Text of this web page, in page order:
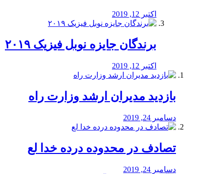
اکتبر 12, 2019
برندگان جایزه نوبل فیزیک ۲۰۱۹
اکتبر 12, 2019
بازدید مدیران ارشد وزارت راه
دسامبر 24, 2019
تصادف در محدوده درده خدا لع
دسامبر 24, 2019